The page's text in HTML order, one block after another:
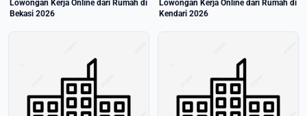
Lowongan Kerja Online dari Rumah di
Bekasi 2026
Lowongan Kerja Online dari Rumah di
Kendari 2026